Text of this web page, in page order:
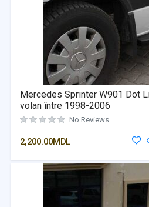
Mercedes Sprinter W901 Dot
volan între 1998-2006
No Reviews
2,200.00MDL